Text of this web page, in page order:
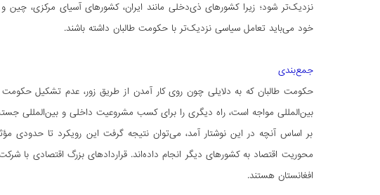
نزدیک‌تر شود؛ زیرا کشورهای ذی‌دخلی مانند ایران، کشورهای آسیای مرکزی، چین
خود می‌باید تعامل سیاسی نزدیک‌تر با حکومت طالبان داشته باشند.
جمع‌بندی
حکومت طالبان که به دلایلی چون روی کار آمدن از طریق زور، عدم تشکیل
بین‌المللی مواجه است، راه‌ دیگری را برای کسب مشروعیت داخلی و بین‌المللی
بر اساس آنچه در این نوشتار آمد، می‌توان نتیجه گرفت این رویکرد تا
محوریت اقتصاد به کشورهای دیگر انجام داده‌اند. قراردادهای بزرگ اقتصادی
افغانستان هستند.